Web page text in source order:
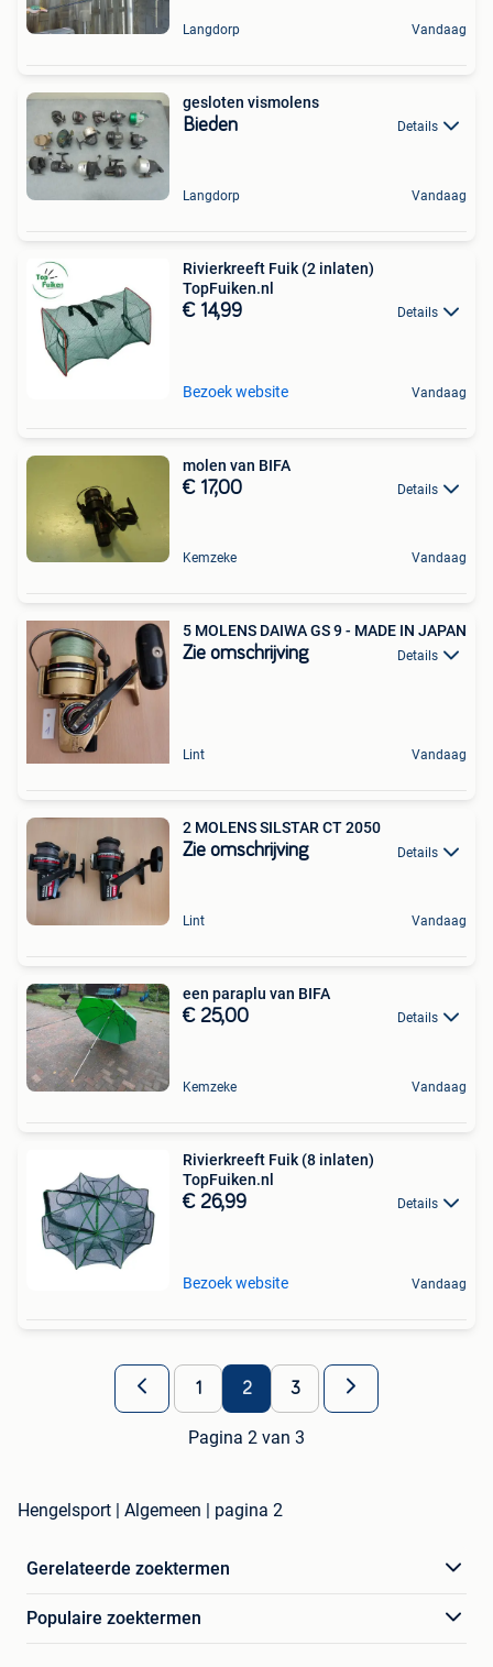
Langdorp Vandaag
gesloten vismolens
Bieden Details
Langdorp Vandaag
Rivierkreeft Fuik (2 inlaten)
TopFuiken.nl
€ 14,99 Details
Bezoek website Vandaag
molen van BIFA
€ 17,00 Details
Kemzeke Vandaag
5 MOLENS DAIWA GS 9 - MADE IN JAPAN
Zie omschrijving Details
Lint Vandaag
2 MOLENS SILSTAR CT 2050
Zie omschrijving Details
Lint Vandaag
een paraplu van BIFA
€ 25,00 Details
Kemzeke Vandaag
Rivierkreeft Fuik (8 inlaten)
TopFuiken.nl
€ 26,99 Details
Bezoek website Vandaag
1 2 3
Pagina 2 van 3
Hengelsport | Algemeen | pagina 2
Gerelateerde zoektermen
Populaire zoektermen